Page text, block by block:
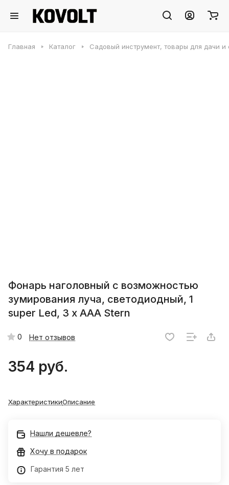
Главная Каталог Садовый инструмент, товары для дачи и
Фонарь наголовный с возможностью
зумирования луча, светодиодный, 1
super Led, 3 х ААА Stern
0 Нет отзывов
354 руб.
ХарактеристикиОписание
Нашли дешевле?
Хочу в подарок
Гарантия 5 лет